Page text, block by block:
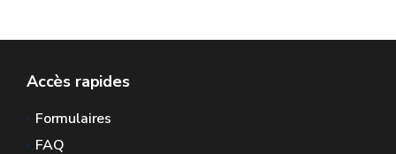
Accès rapides
Formulaires
FAQ